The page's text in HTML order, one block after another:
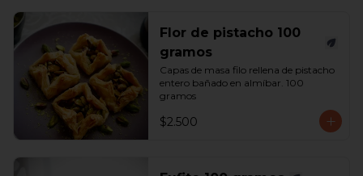
Flor de pistacho 100
gramos
Capas de masa filo rellena de pistacho
entero bañado en almíbar. 100
gramos
$2.500